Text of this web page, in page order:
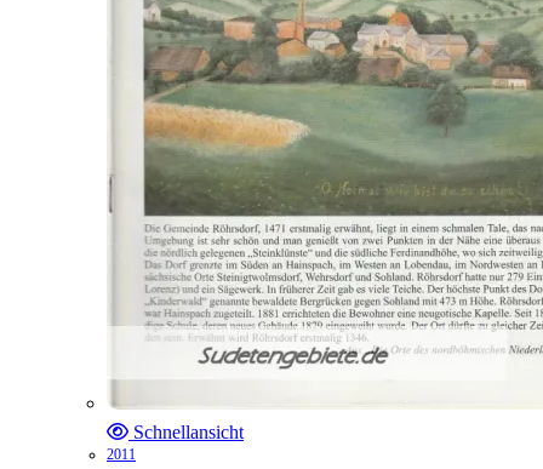
Schnellansicht
2011